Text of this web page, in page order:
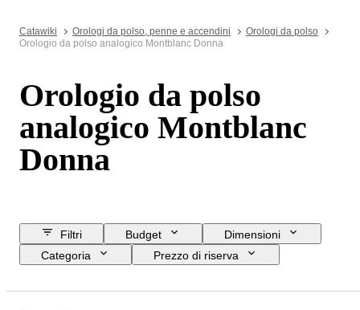
Catawiki Orologi da polso, penne e accendini
Orologi da polso
Orologio da polso analogico Montblanc Donna
Orologio da polso
analogico Montblanc
Donna
Filtri Budget
Dimensioni
Categoria
Prezzo di riserva